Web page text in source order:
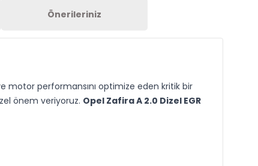
Önerileriniz
motor performansını optimize eden kritik bir
önem veriyoruz. Opel Zafira A 2.0 Dizel EGR